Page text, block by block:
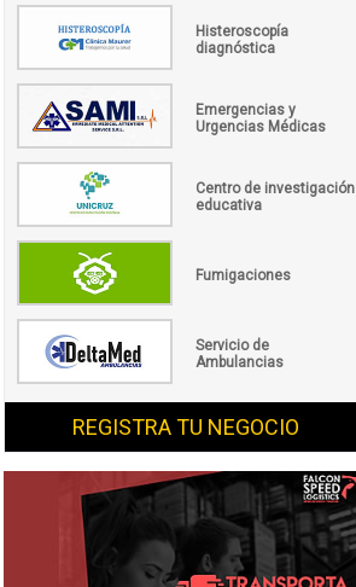
Histeroscopía
diagnóstica
Emergencias y
Urgencias Médicas
Centro de investigación
educativa
Fumigaciones
Servicio de
Ambulancias
REGISTRA TU NEGOCIO